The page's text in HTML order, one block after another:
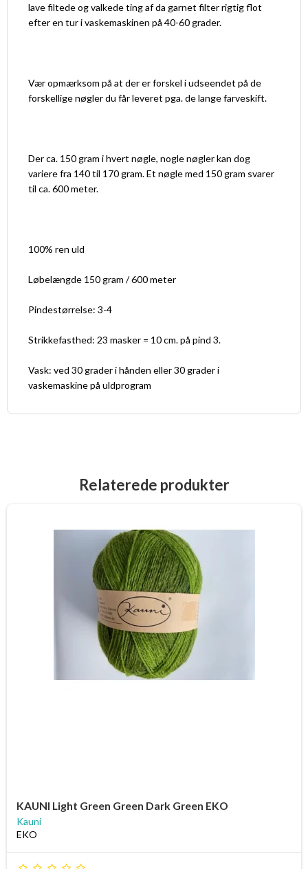
lave filtede og valkede ting af da garnet filter rigtig flot
efter en tur i vaskemaskinen på 40-60 grader.
Vær opmærksom på at der er forskel i udseendet på de
forskellige nøgler du får leveret pga. de lange farveskift.
Der ca. 150 gram i hvert nøgle, nogle nøgler kan dog
variere fra 140 til 170 gram. Et nøgle med 150 gram svarer
til ca. 600 meter.
100% ren uld
Løbelængde 150 gram / 600 meter
Pindestørrelse: 3-4
Strikkefasthed: 23 masker = 10 cm. på pind 3.
Vask: ved 30 grader i hånden eller 30 grader i
vaskemaskine på uldprogram
Relaterede produkter
KAUNI Light Green Green Dark Green EKO
Kauni
EKO